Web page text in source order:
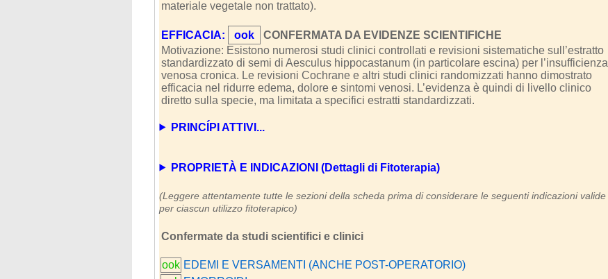
materiale vegetale non trattato).
EFFICACIA: ook
CONFERMATA DA EVIDENZE SCIENTIFICHE
Motivazione: Esistono numerosi studi clinici controllati e revisioni sistematiche sull’estratto
standardizzato di semi di Aesculus hippocastanum (in particolare escina) per l’insufficienza
venosa cronica. Le revisioni Cochrane e altri studi clinici randomizzati hanno dimostrato
efficacia nel ridurre edema, dolore e sintomi venosi. L’evidenza è quindi di livello clinico
diretto sulla specie, ma limitata a specifici estratti standardizzati.
PRINCÍPI ATTIVI...
PROPRIETÀ E INDICAZIONI (Dettagli di Fitoterapia)
(Leggere attentamente tutte le sezioni della scheda prima di considerare le seguenti indicazioni valide
per ciascun utilizzo fitoterapico)
Confermate da studi scientifici e clinici
ook EDEMI E VERSAMENTI (ANCHE POST-OPERATORIO)